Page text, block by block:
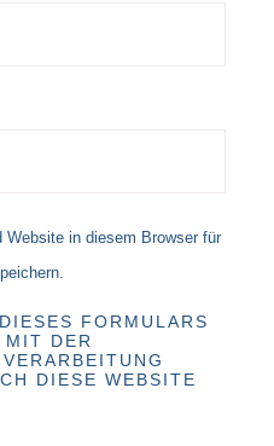
Website in diesem Browser für
FORMULARS
DER
DIESE WEBSITE